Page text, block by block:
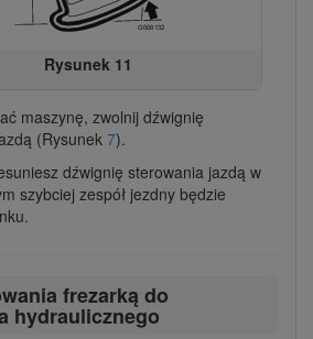
Rysunek 11
maszynę, zwolnij dźwignię
(Rysunek 7).
dźwignię sterowania jazdą w
szybciej zespół jezdny będzie
frezarką do
hydraulicznego